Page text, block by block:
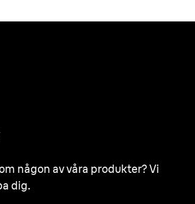
någon av våra produkter? Vi
dig.